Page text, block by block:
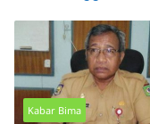
Kabar Bima